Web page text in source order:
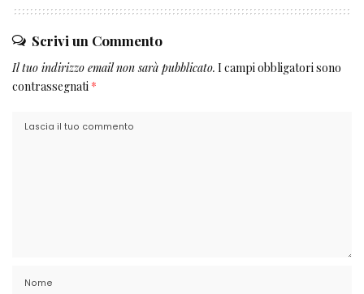
Scrivi un Commento
Il tuo indirizzo email non sarà pubblicato. I campi obbligatori sono
contrassegnati *